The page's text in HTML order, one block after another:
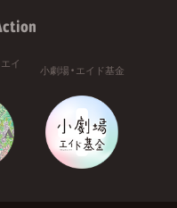
イ
小劇場・エイド基金